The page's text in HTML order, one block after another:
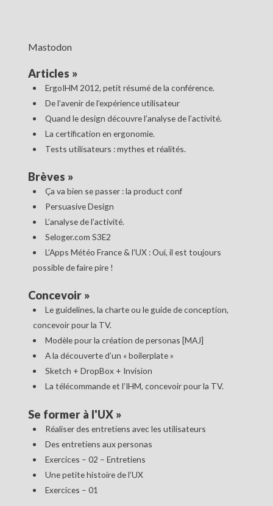
Mastodon
Articles »
ErgoIHM 2012, petit résumé de la conférence.
De l’avenir de l’expérience utilisateur
Quand le design découvre l’analyse de l’activité.
La certification en ergonomie.
Tests utilisateurs : mythes et réalités.
Brèves »
Ça va bien se passer : la product conf
Persuasive Design
L’analyse de l’activité.
Seloger.com S3E2
L’Apps Météo France & l’UX : Oui, il est toujours
possible de faire pire !
Concevoir»
Le guidelines, la charte ou le guide de conception,
concevoir pour la TV.
Modèle pour la création de personas [MAJ]
A la découverte d’un « boilerplate »
Sketch + DropBox + Invision
La télécommande et l’IHM, concevoir pour la TV.
Se former à l'UX»
Réaliser des entretiens avec les utilisateurs
Des entretiens aux personas
Exercices – 02 – Entretiens
Une petite histoire de l’UX
Exercices – 01